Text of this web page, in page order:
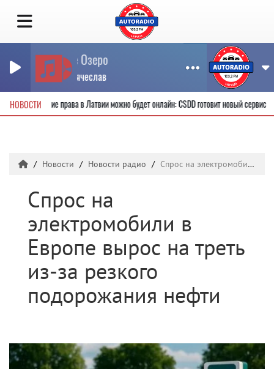
Колдовское Озеро
ДОБРЫНИН Вячеслав
НОВОСТИ
новые водительские права в Латвии можно будет онлайн: CSDD готовит новый
Новости Новости радио Спрос на электромобили в Европе вырос на треть из-за резкого подорожания нефти
Спрос на
электромобили в
Европе вырос на треть
из-за резкого
подорожания нефти